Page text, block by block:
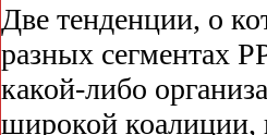
Две тенденции, о
разных сегментах
какой-либо
широкой коалиции,